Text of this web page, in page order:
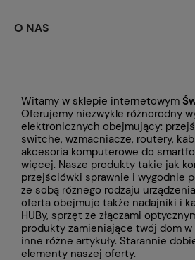
O NAS
Witamy w sklepie internetowym
Oferujemy niezwykle różnorodny
elektronicznych obejmujący:
switche, wzmacniacze, routery,
akcesoria komputerowe do
więcej. Nasze produkty takie jak
przejściówki sprawnie i wygodnie
ze sobą różnego rodzaju
oferta obejmuje także nadajniki i
HUBy, sprzęt ze złączami
produkty zamieniające twój dom
inne różne artykuły. Starannie
elementy naszej oferty.